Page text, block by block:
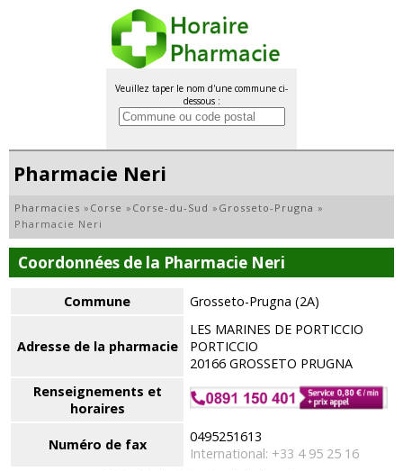
Veuillez taper le nom d'une commune ci-
dessous :
Pharmacie Neri
Pharmacies » Corse » Corse-du-Sud » Grosseto-Prugna »
Pharmacie Neri
Coordonnées de la Pharmacie Neri
Commune Grosseto-Prugna (2A)
Adresse de la pharmacie
LES MARINES DE PORTICCIO
PORTICCIO
20166 GROSSETO PRUGNA
Renseignements et
horaires
Numéro de fax
0495251613
International: +33 4 95 25 16